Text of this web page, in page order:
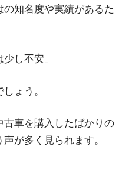
知名度や実績があるた
し不安」
ょう。
車を購入したばかりの
声が多く見られます。